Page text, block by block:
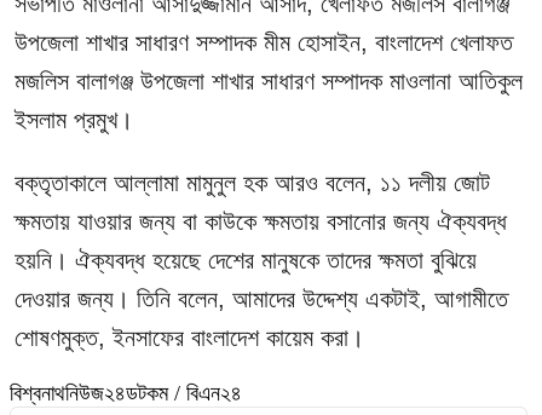
উপজেলা শাখার সাধারণ সম্পাদক মীম হোসাইন, বাংলাদেশ খেলাফত
মজলিস বালাগঞ্জ উপজেলা শাখার সাধারণ সম্পাদক মাওলানা আতিকুল
ইসলাম প্রমুখ।
বক্তৃতাকালে আল্লামা মামুনুল হক আরও বলেন, ১১ দলীয় জোট
ক্ষমতায় যাওয়ার জন্য বা কাউকে ক্ষমতায় বসানোর জন্য ঐক্যবদ্ধ
হয়নি। ঐক্যবদ্ধ হয়েছে দেশের মানুষকে তাদের ক্ষমতা বুঝিয়ে
দেওয়ার জন্য। তিনি বলেন, আমাদের উদ্দেশ্য একটাই, আগামীতে
শোষণমুক্ত, ইনসাফের বাংলাদেশ কায়েম করা।
বিশ্বনাথনিউজ২৪ডটকম / বিএন২৪